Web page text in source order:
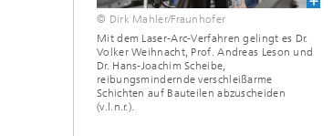
© Dirk Mahler/Fraunhofer
Mit dem Laser-Arc-Verfahren gelingt es Dr.
Volker Weihnacht, Prof. Andreas Leson und
Dr. Hans-Joachim Scheibe,
reibungsmindernde verschleißarme
Schichten auf Bauteilen abzuscheiden
(v.l.n.r.).